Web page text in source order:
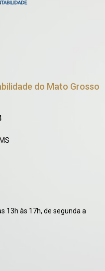
do Mato Grosso
13h às 17h, de segunda a